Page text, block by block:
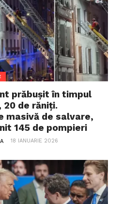
prăbușit în timpul
de răniți.
masivă de salvare,
145 de pompieri
18 IANUARIE 2026